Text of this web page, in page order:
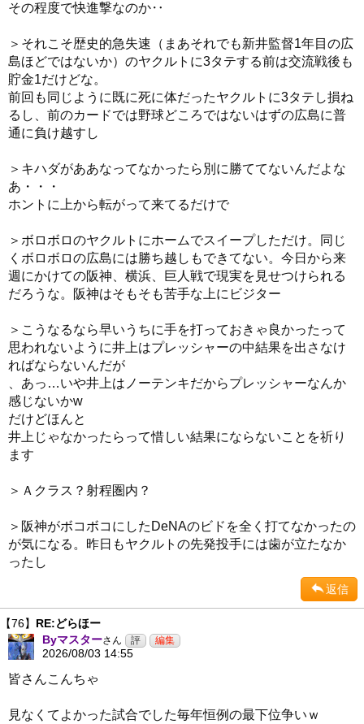
その程度で快進撃なのか‥
＞それこそ歴史的急失速（まあそれでも新井監督1年目の広
島ほどではないか）のヤクルトに3タテする前は交流戦後も
貯金1だけどな。
前回も同じように既に死に体だったヤクルトに3タテし損ね
るし、前のカードでは野球どころではないはずの広島に普
通に負け越すし
＞キハダがああなってなかったら別に勝ててないんだよな
あ・・・
ホントに上から転がって来てるだけで
＞ボロボロのヤクルトにホームでスイープしただけ。同じ
くボロボロの広島には勝ち越しもできてない。今日から来
週にかけての阪神、横浜、巨人戦で現実を見せつけられる
だろうな。阪神はそもそも苦手な上にビジター
＞こうなるなら早いうちに手を打っておきゃ良かったって
思われないように井上はプレッシャーの中結果を出さなけ
ればならないんだが
、あっ…いや井上はノーテンキだからプレッシャーなんか
感じないかw
だけどほんと
井上じゃなかったらって惜しい結果にならないことを祈り
ます
＞Ａクラス？射程圏内？
＞阪神がボコボコにしたDeNAのビドを全く打てなかったの
が気になる。昨日もヤクルトの先発投手には歯が立たなか
ったし
返信
【76】 RE:どらほー
Byマスターさん
2026/08/03 14:55
皆さんこんちゃ
見なくてよかった試合でした毎年恒例の最下位争いｗ